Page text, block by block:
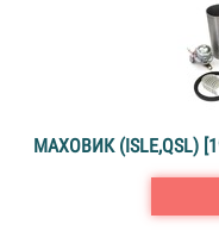
МАХОВИК (ISLE,QSL)